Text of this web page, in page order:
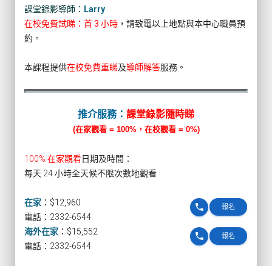
課堂錄影導師： Larry
在校免費試睇：首 3 小時 ，請致電以上地點與本中心職員預
約。
本課程提供在校免費重睇及導師解答服務。
推介服務： 課堂錄影隨時睇
(在家觀看 = 100%，在校觀看 = 0%)
100% 在家觀看日期及時間：
每天 24 小時全天候不限次數地觀看
在家 ： $12,960 報名
phone
電話：2332-6544
海外在家 ： $15,552 報名
phone
電話：2332-6544